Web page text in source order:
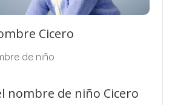
Cicero
de niño
nombre de niño Cicero